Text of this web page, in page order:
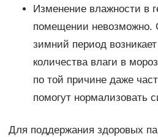
Изменение влажности в
помещении
зимний период
количества влаги в
по той причине даже
помогут нормализовать
Для поддержания здоровых